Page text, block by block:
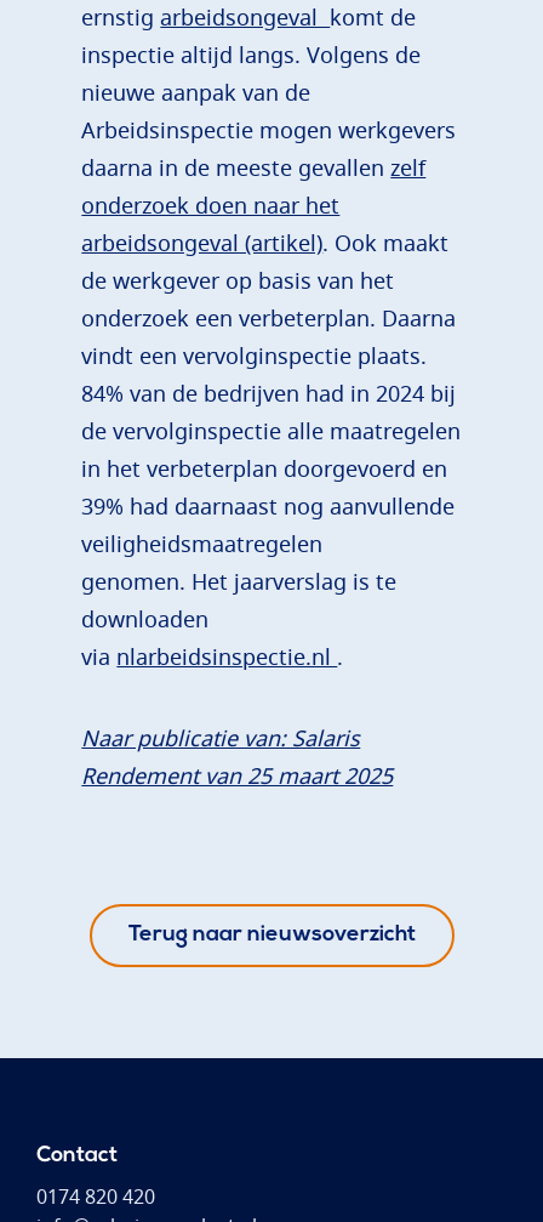
ernstigarbeidsongeval komt de
inspectie altijd langs. Volgens de
nieuwe aanpak van de
Arbeidsinspectie mogen werkgevers
daarna in de meeste gevallenzelf
onderzoek doen naar het
arbeidsongeval (artikel). Ook maakt
de werkgever op basis van het
onderzoek een verbeterplan. Daarna
vindt een vervolginspectie plaats.
84% van de bedrijven had in 2024 bij
de vervolginspectie alle maatregelen
in het verbeterplan doorgevoerd en
39% had daarnaast nog aanvullende
veiligheidsmaatregelen
genomen. Het jaarverslag is te
downloaden
via nlarbeidsinspectie.nl .
Naar publicatie van: Salaris
Rendement van 25 maart 2025
Terug naar nieuwsoverzicht
Contact
0174 820 420